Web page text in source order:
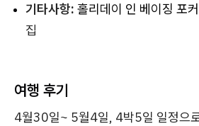
기타사항: 홀리데이 인 베이징 포
집
여행 후기
4월30일~ 5월4일, 4박5일 일정으